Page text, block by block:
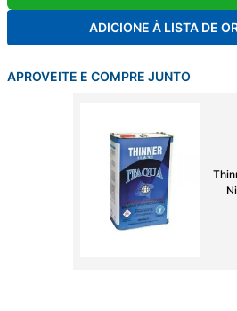
ADICIONE À LISTA DE
APROVEITE E COMPRE JUNTO